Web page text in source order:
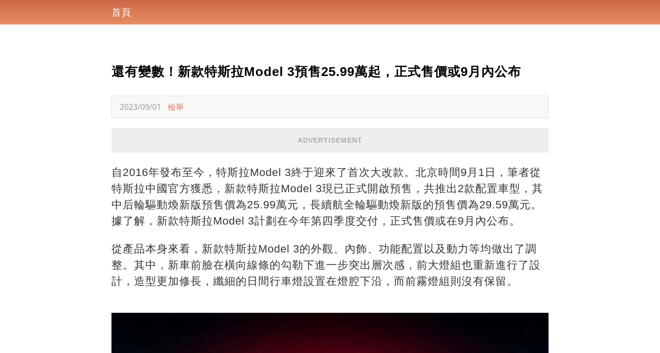
首頁
還有變數！新款特斯拉Model 3預售25.99萬起，正式售價或9月內公布
2023/09/01 檢舉
ADVERTISEMENT
自2016年發布至今，特斯拉Model 3終于迎來了首次大改款。北京時間9月1日，筆者從
特斯拉中國官方獲悉，新款特斯拉Model 3現已正式開啟預售，共推出2款配置車型，其
中后輪驅動煥新版預售價為25.99萬元，長續航全輪驅動煥新版的預售價為29.59萬元。
據了解，新款特斯拉Model 3計劃在今年第四季度交付，正式售價或在9月內公布。
從產品本身來看，新款特斯拉Model 3的外觀、內飾、功能配置以及動力等均做出了調
整。其中，新車前臉在橫向線條的勾勒下進一步突出層次感，前大燈組也重新進行了設
計，造型更加修長，纖細的日間行車燈設置在燈腔下沿，而前霧燈組則沒有保留。